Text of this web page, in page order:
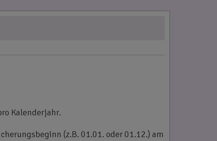
Kalenderjahr.
(z.B. 01.01. oder 01.12.) am